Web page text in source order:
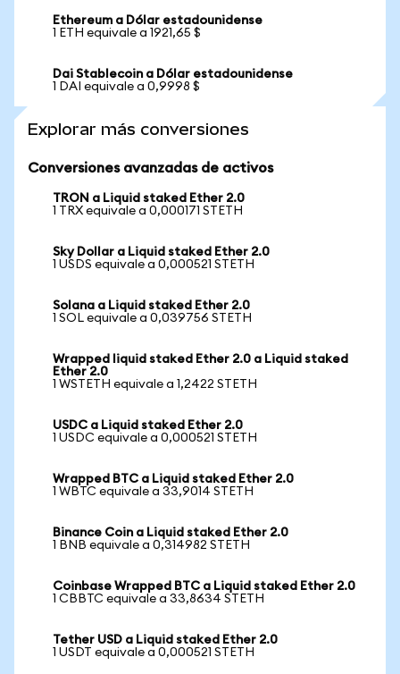
Ethereum a Dólar estadounidense
1 ETH equivale a 1921,65 $
Dai Stablecoin a Dólar estadounidense
1 DAI equivale a 0,9998 $
Explorar más conversiones
Conversiones avanzadas de activos
TRON a Liquid staked Ether 2.0
1 TRX equivale a 0,000171 STETH
Sky Dollar a Liquid staked Ether 2.0
1 USDS equivale a 0,000521 STETH
Solana a Liquid staked Ether 2.0
1 SOL equivale a 0,039756 STETH
Wrapped liquid staked Ether 2.0 a Liquid staked
Ether 2.0
1 WSTETH equivale a 1,2422 STETH
USDC a Liquid staked Ether 2.0
1 USDC equivale a 0,000521 STETH
Wrapped BTC a Liquid staked Ether 2.0
1 WBTC equivale a 33,9014 STETH
Binance Coin a Liquid staked Ether 2.0
1 BNB equivale a 0,314982 STETH
Coinbase Wrapped BTC a Liquid staked Ether 2.0
1 CBBTC equivale a 33,8634 STETH
Tether USD a Liquid staked Ether 2.0
1 USDT equivale a 0,000521 STETH